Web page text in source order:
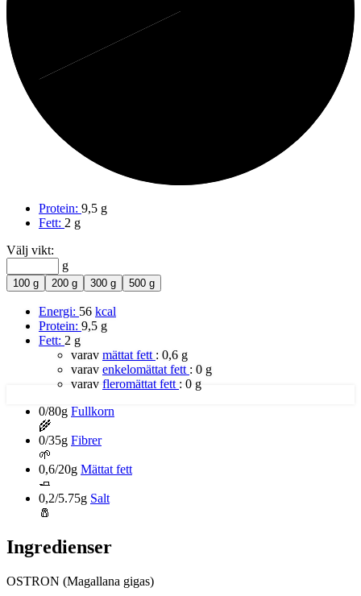
Protein: 9,5 g
Fett: 2 g
Välj vikt:
g
100 g 200 g 300 g 500 g
Energi: 56 kcal
Protein: 9,5 g
Fett: 2 g
varav mättat fett : 0,6 g
varav enkelomättat fett : 0 g
varav fleromättat fett : 0 g
0/80g Fullkorn
🌾
0/35g Fibrer
🌱
0,6/20g Mättat fett
🧈
0,2/5.75g Salt
🧂
Ingredienser
OSTRON (Magallana gigas)